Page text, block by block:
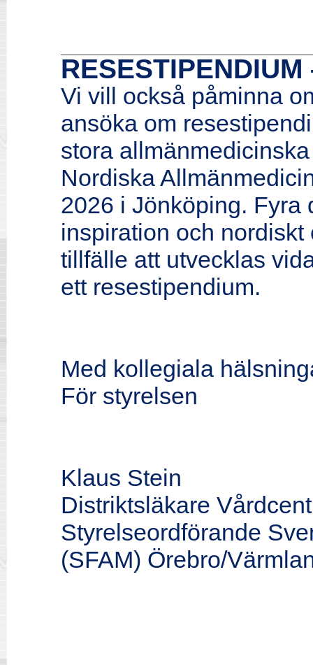
RESESTIPENDIUM
Vi vill också påminna
ansöka om
stora
Nordiska
2026 i Jönköping. Fyra
inspiration och
tillfälle att utvecklas
ett resestipendium.
Med kollegiala
För styrelsen
Klaus Stein
Distriktsläkare
Styrelseordförande
(SFAM) Örebro/